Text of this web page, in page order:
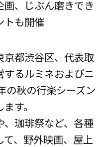
、じぶん磨きでき
トも開催
都渋谷区、代表取
るルミネおよびニ
の秋の行楽シーズン
す。
珈琲祭など、各種
、野外映画、屋上